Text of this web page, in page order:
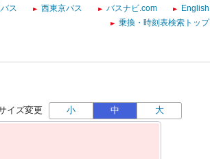
ス 西東京バス バスナビ.com
English
乗換・時刻表検索トップ
イズ変更 小 中 大